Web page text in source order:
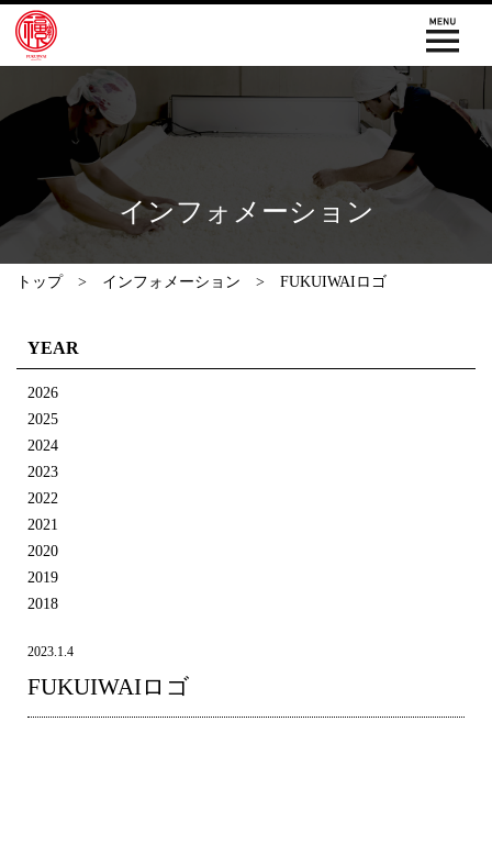
インフォメーション
トップ インフォメーション FUKUIWAIロゴ
YEAR
2026
2025
2024
2023
2022
2021
2020
2019
2018
2023.1.4
FUKUIWAIロゴ